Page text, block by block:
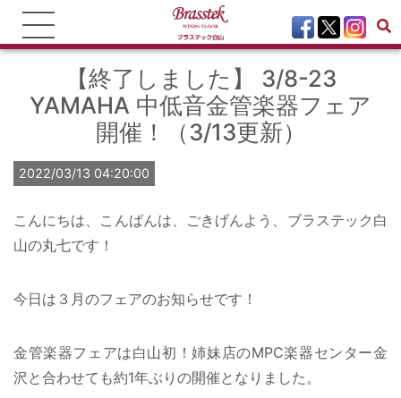
【終了しました】 3/8-23
YAMAHA 中低音金管楽器フェア
開催！（3/13更新）
2022/03/13 04:20:00
こんにちは、こんばんは、ごきげんよう、ブラステック白
山の丸七です！
今日は３月のフェアのお知らせです！
金管楽器フェアは白山初！姉妹店のMPC楽器センター金
沢と合わせても約1年ぶりの開催となりました。